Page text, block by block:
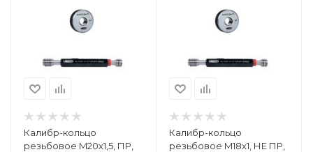
Калибр-кольцо
резьбовое M20x1,5, ПР,
Калибр-кольцо
резьбовое M18x1, НЕ ПР,